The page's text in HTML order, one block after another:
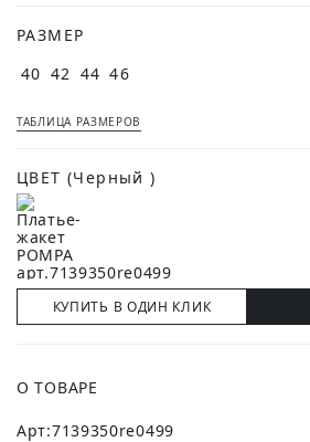
РАЗМЕР
40 42 44 46
ТАБЛИЦА РАЗМЕРОВ
ЦВЕТ (Черный )
КУПИТЬ В ОДИН КЛИК
О ТОВАРЕ
Арт:7139350re0499